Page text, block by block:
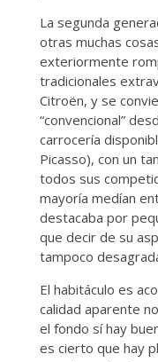
La segunda
otras muchas
exteriormente
tradicionales
Citroën, y se
“convencional”
carrocería
Picasso), con un
todos sus
mayoría medían
destacaba por
que decir de su
tampoco
El habitáculo es
calidad aparente
el fondo sí hay
es cierto que hay